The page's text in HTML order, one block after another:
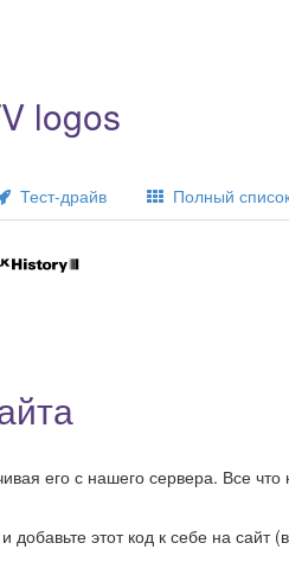
logos
Тест-драйв Полный
его с нашего сервера. Все что
этот код к себе на сайт